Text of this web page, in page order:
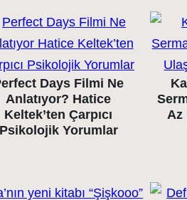
Days Filmi Ne
Anlatıyor? Hatice
Keltek’ten Çarpıcı
Psikolojik Yorumlar
Az